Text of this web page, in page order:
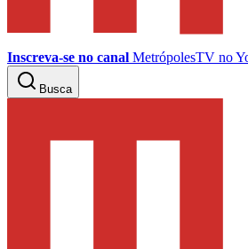
Inscreva-se no canal MetrópolesTV no
Busca